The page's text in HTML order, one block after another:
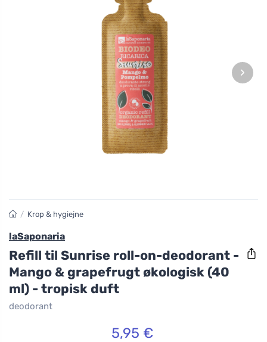
›
/ Krop & hygiejne
laSaponaria
Refill til Sunrise roll-on-deodorant -
Mango & grapefrugt økologisk (40
ml) - tropisk duft
deodorant
5,95 €